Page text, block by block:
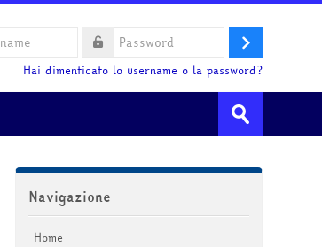
Login
Hai dimenticato lo username o la password?
Invia
Salta Navigazione
Navigazione
Home